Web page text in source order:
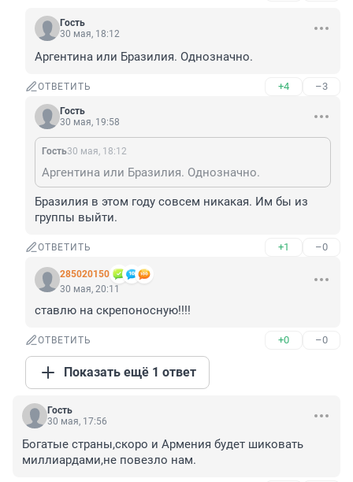
Гость
30 мая, 18:12
Аргентина или Бразилия. Однозначно.
ОТВЕТИТЬ +4 –3
Гость
30 мая, 19:58
Гость30 мая, 18:12
Аргентина или Бразилия. Однозначно.
Бразилия в этом году совсем никакая. Им бы из
группы выйти.
ОТВЕТИТЬ +1 –0
285020150
30 мая, 20:11
ставлю на скрепоносную!!!!
ОТВЕТИТЬ +0 –0
Показать ещё 1 ответ
Гость
30 мая, 17:56
Богатые страны,скоро и Армения будет шиковать
миллиардами,не повезло нам.